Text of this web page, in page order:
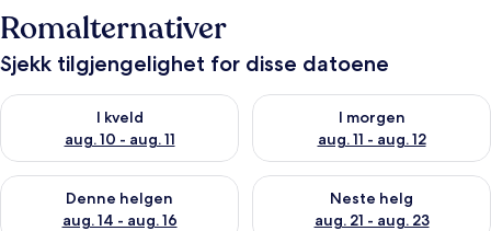
Romalternativer
Sjekk tilgjengelighet for disse datoene
I kveld
aug. 10 - aug. 11
Sjekk tilgjengelighet for i kveld, aug. 10 - aug. 11
I morgen
aug. 11 - aug. 12
Sjekk tilgjengelighet for i
Denne helgen
aug. 14 - aug. 16
Sjekk tilgjengelighet for denne helgen, aug. 14 - aug. 16
Neste helg
aug. 21 - aug. 23
Sjekk tilgjengelighet for